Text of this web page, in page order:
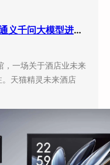
天猫精灵AI未来酒店5.0落地：通义千问大模型进驻客房，酒店业迎来”数字员工”时代
，一场关于酒店业未来
天猫精灵未来酒店